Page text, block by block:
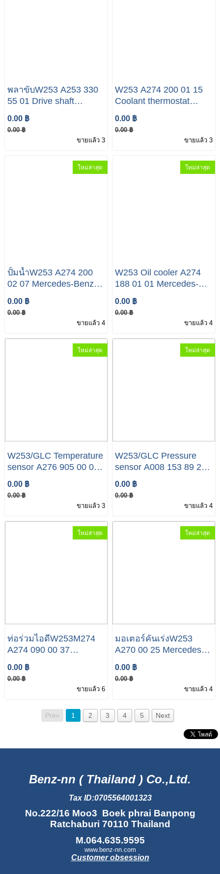
พลาขับW253 A253 330
55 01 Drive shaft
GLC 350e Genuine
Mercedes-Benz Drive
0.00 ฿
0.00 ฿
ขายแล้ว 3
W253 A274 200 01 15
Coolant thermostat
GLC 350e
0.00 ฿
0.00 ฿
ขายแล้ว 3
ใหม่ล่าสุด
ปั้มน้ำW253 A274 200
02 07 Mercedes-Benz
W253 GLC 350e
0.00 ฿
0.00 ฿
ขายแล้ว 4
ใหม่ล่าสุด
W253 Oil cooler A274
188 01 01 Mercedes-
Benz W253 GLC 350e
0.00 ฿
0.00 ฿
ขายแล้ว 4
ใหม่ล่าสุด
W253/GLC Temperature
sensor A276 905 00 00
Mercedes-Benz W253
GLC 350e
0.00 ฿
0.00 ฿
ขายแล้ว 3
ใหม่ล่าสุด
W253/GLC Pressure
sensor A008 153 89 28
Mercedes-Benz W253
GLC 350e
0.00 ฿
0.00 ฿
ขายแล้ว 4
ใหม่ล่าสุด
ท่อร่วมไอดีW253M274
A274 090 00 37
GLC 350e
0.00 ฿
0.00 ฿
ขายแล้ว 6
ใหม่ล่าสุด
มอเตอร์คันเร่งW253
A270 00 25 Mercedes-
0.00 ฿
0.00 ฿
ขายแล้ว 4
Prev 1 2 3 4 5 Next
Benz-nn ( Thailand ) Co.,Ltd.
Tax ID:0705564001323
No.222/16 Moo3 Boek phrai Banpong
Ratchaburi 70110 Thailand
M.064.635.9595
www.benz-nn.com
Customer obsession